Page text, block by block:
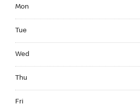
Mon
Tue
Wed
Thu
Fri